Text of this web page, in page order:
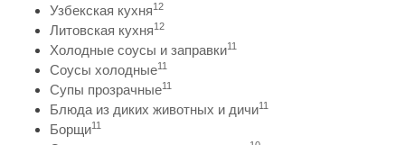
Узбекская кухня12
Литовская кухня12
Холодные соусы и заправки11
Соусы холодные11
Супы прозрачные11
Блюда из диких животных и дичи11
Борщи11